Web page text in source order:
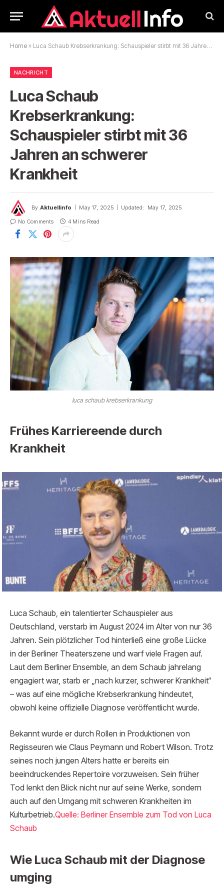
Home » Luca Schaub Krebserkrankung: Schauspieler stirbt mit 36 Jahren an schwerer Krankheit
NACHRICHT
Luca Schaub
Krebserkrankung:
Schauspieler stirbt mit 36
Jahren an schwerer
Krankheit
By Aktuellinfo May 17, 2025 Updated:
May 17, 2025
No Comments
4 Mins Read
luca schaub krebserkrankung
Frühes Karriereende durch
Krankheit
Luca Schaub, ein talentierter Schauspieler aus
Deutschland, verstarb im August 2024 im Alter von nur 36
Jahren. Sein plötzlicher Tod hinterließ eine große Lücke
in der Berliner Theaterszene und warf viele Fragen auf.
Laut dem Berliner Ensemble, an dem Schaub jahrelang
engagiert war, starb er „nach kurzer, schwerer Krankheit“
– was auf eine mögliche Krebserkrankung hindeutet,
obwohl keine offizielle Diagnose veröffentlicht wurde.
Bekannt wurde er durch Rollen in Produktionen von
Regisseuren wie Claus Peymann und Robert Wilson. Trotz
seines noch jungen Alters hatte er bereits ein
beeindruckendes Repertoire vorzuweisen. Sein früher
Tod lenkt den Blick nicht nur auf seine Werke, sondern
auch auf den Umgang mit schweren Krankheiten im
Kulturbetrieb.Quelle: Berliner Ensemble zum Tod von Luca
Schaub
Wie Luca Schaub mit der Diagnose
umging